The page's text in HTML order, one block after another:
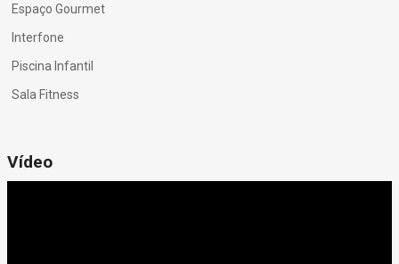
Espaço Gourmet
Interfone
Piscina Infantil
Sala Fitness
Vídeo